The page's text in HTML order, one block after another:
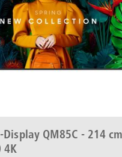
Display QM85C - 214
4K